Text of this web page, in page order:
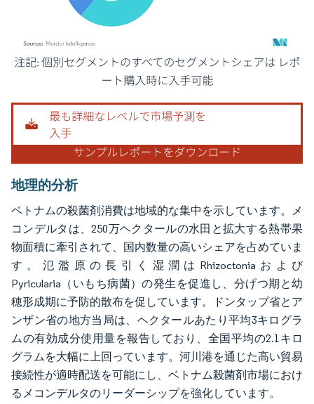
画像 © Mordor Intelligence。再利用にはCC BY 4.0の表示が必要です。
地理的分析
ベトナムの殺菌剤消費は地域的な集中を示しています。メ
コンデルタは、250万ヘクタールの水田と拡大する熱帯果
物面積に牽引されて、国内数量の高いシェアを占めていま
す。氾濫原の長引く湿潤はRhizoctoniaおよび
Pyricularia（いもち病菌）の発生を促進し、分げつ期と幼
穂形成期に予防的散布を促しています。ドンタップ省とア
ンザン省の地方当局は、ヘクタールあたり平均3キログラ
ムの有効成分使用量を報告しており、全国平均の2.1キロ
グラムを大幅に上回っています。河川港を通じた高い貿易
接続性が適時配送を可能にし、ベトナム殺菌剤市場におけ
るメコンデルタのリーダーシップを強化しています。